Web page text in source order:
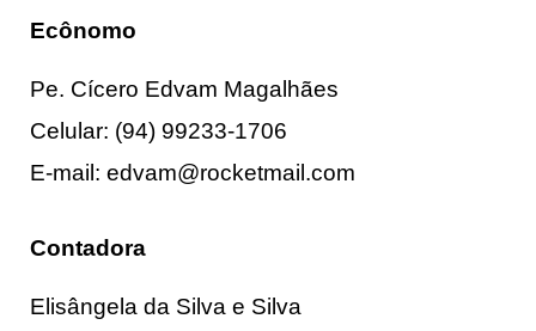
Ecônomo
Pe. Cícero Edvam Magalhães
Celular: (94) 99233-1706
E-mail: edvam@rocketmail.com
Contadora
Elisângela da Silva e Silva